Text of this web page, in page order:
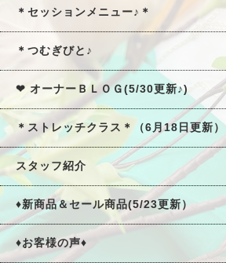
＊セッションメニュー♪＊
＊つむぎびと♪
❤ オーナーＢＬＯＧ(5/30更新♪)
＊ストレッチクラス＊（6月18日更新）
スタッフ紹介
♦新商品＆セール商品(5/23更新）
♦お客様の声♦